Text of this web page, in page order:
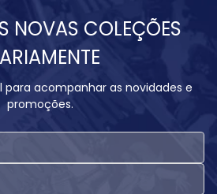
NOVAS COLEÇÕES
acompanhar as novidades e
promoções.